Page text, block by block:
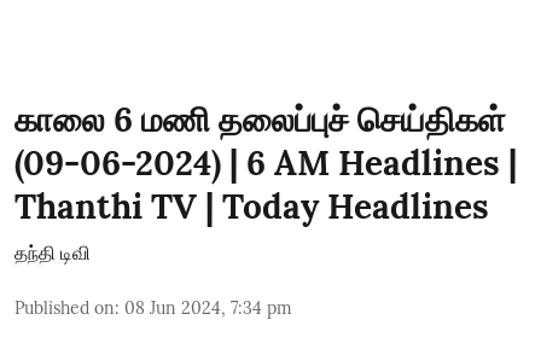
காலை 6 மணி தலைப்புச் செய்திகள்
(09-06-2024) | 6 AM Headlines |
Thanthi TV | Today Headlines
தந்தி டிவி
Published on: 08 Jun 2024, 7:34 pm